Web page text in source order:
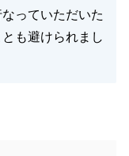
っていただいた
も避けられまし